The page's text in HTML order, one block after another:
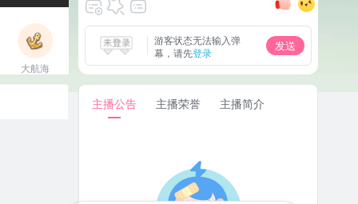
大航海
立即上船
游客状态无法输入弹
幕，请先登录
发送
主播公告 主播荣誉 主播简介